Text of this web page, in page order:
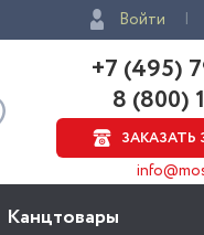
Войти
+7 (495)
8 (800)
ЗАКАЗАТЬ
Канцтовары